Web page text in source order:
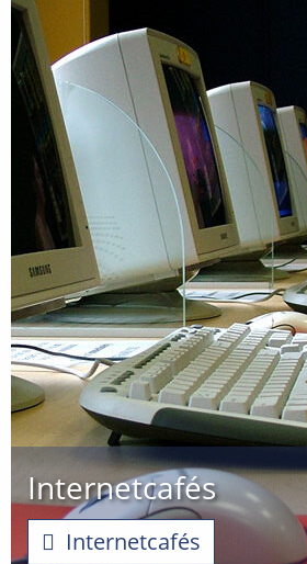
Internetcafés
Internetcafés